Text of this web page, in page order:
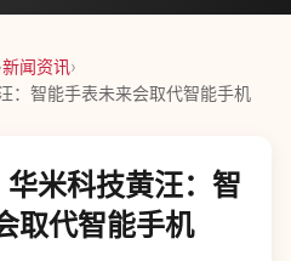
新闻资讯›
：智能手表未来会取代智能手机
米科技黄汪：智
取代智能手机